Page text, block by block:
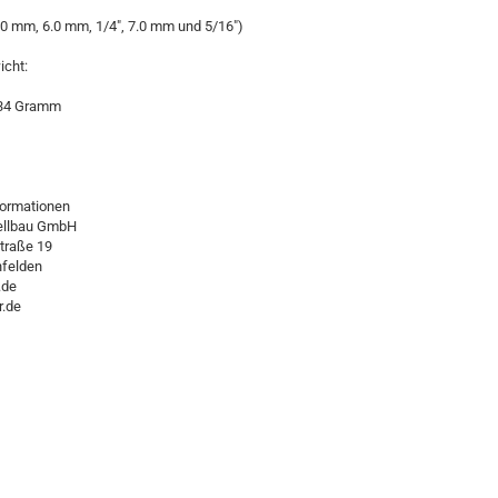
mm, 6.0 mm, 1/4", 7.0 mm und 5/16")
Gramm
GmbH
19